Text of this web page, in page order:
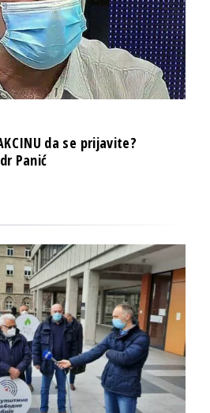
da se prijavite?
Panić